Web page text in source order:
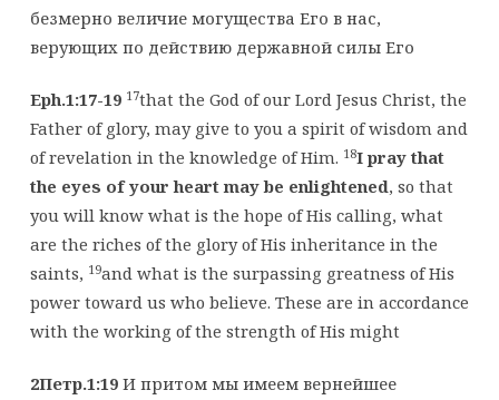
безмерно величие могущества Его в нас,
верующих по действию державной силы Его
Eph.1:17-19 17that the God of our Lord Jesus Christ, the
Father of glory, may give to you a spirit of wisdom and
of revelation in the knowledge of Him. 18I pray that
the eyes of your heart may be enlightened, so that
you will know what is the hope of His calling, what
are the riches of the glory of His inheritance in the
saints, 19and what is the surpassing greatness of His
power toward us who believe. These are in accordance
with the working of the strength of His might
2Петр.1:19И притом мы имеем вернейшее